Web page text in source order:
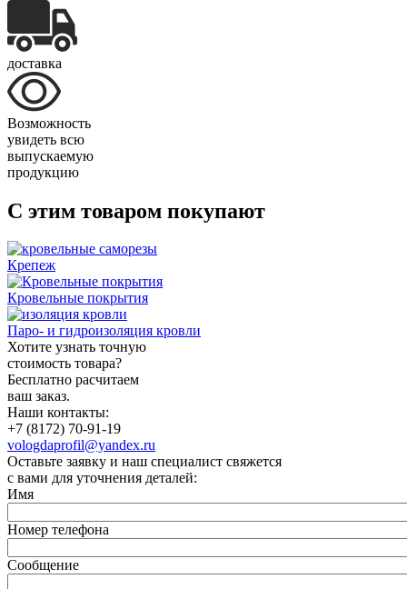
доставка
Возможность
увидеть всю
выпускаемую
продукцию
С этим товаром покупают
Крепеж
Кровельные покрытия
Паро- и гидроизоляция кровли
Хотите узнать точную
стоимость товара?
Бесплатно расчитаем
ваш заказ.
Наши контакты:
+7 (8172) 70-91-19
vologdaprofil@yandex.ru
Оставьте заявку и наш специалист свяжется
с вами для уточнения деталей:
Имя
Номер телефона
Сообщение